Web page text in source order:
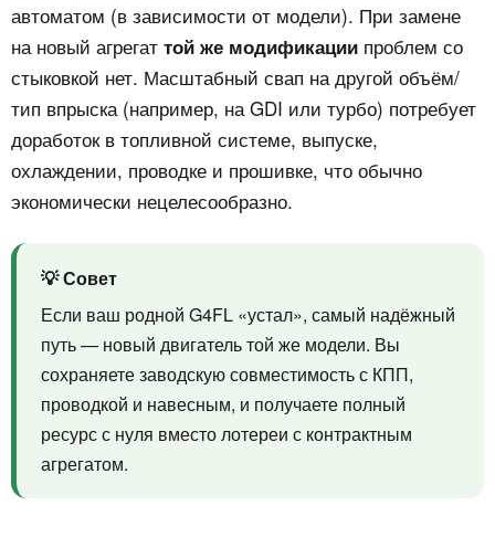
автоматом (в зависимости от модели). При замене
на новый агрегат той же модификации проблем со
стыковкой нет. Масштабный свап на другой объём/
тип впрыска (например, на GDI или турбо) потребует
доработок в топливной системе, выпуске,
охлаждении, проводке и прошивке, что обычно
экономически нецелесообразно.
💡 Совет
Если ваш родной G4FL «устал», самый надёжный
путь — новый двигатель той же модели. Вы
сохраняете заводскую совместимость с КПП,
проводкой и навесным, и получаете полный
ресурс с нуля вместо лотереи с контрактным
агрегатом.